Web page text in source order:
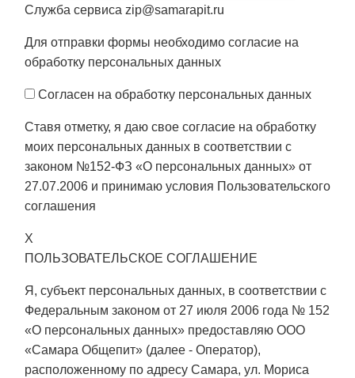
Служба сервиса zip@samarapit.ru
Для отправки формы необходимо согласие на
обработку персональных данных
Согласен на обработку персональных данных
Ставя отметку, я даю свое согласие на обработку
моих персональных данных в соответствии с
законом №152-ФЗ «О персональных данных» от
27.07.2006 и принимаю условия Пользовательского
соглашения
X
ПОЛЬЗОВАТЕЛЬСКОЕ СОГЛАШЕНИЕ
Я, субъект персональных данных, в соответствии с
Федеральным законом от 27 июля 2006 года № 152
«О персональных данных» предоставляю ООО
«Самара Общепит» (далее - Оператор),
расположенному по адресу Самара, ул. Мориса